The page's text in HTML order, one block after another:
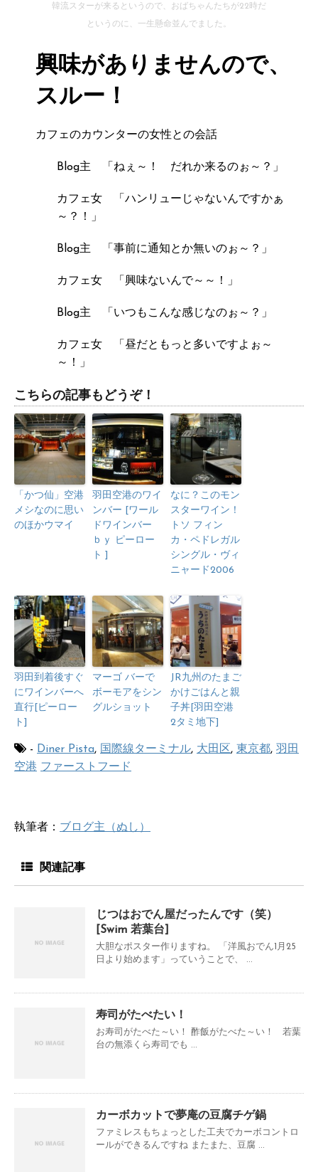
韓流スターが来るというので、おばちゃんたちが22時だ
というのに、一生懸命並んでました。
興味がありませんので、
スルー！
カフェのカウンターの女性との会話
Blog主 「ねぇ～！ だれか来るのぉ～？」
カフェ女 「ハンリューじゃないんですかぁ
～？！」
Blog主 「事前に通知とか無いのぉ～？」
カフェ女 「興味ないんで～～！」
Blog主 「いつもこんな感じなのぉ～？」
カフェ女 「昼だともっと多いですよぉ～
～！」
こちらの記事もどうぞ！
「かつ仙」空港
メシなのに思い
のほかウマイ
羽田空港のワイ
ンバー [ワール
ドワインバー
ｂｙ ピーロー
ト ]
なに？このモン
スターワイン！
トソ フィン
カ・ペドレガル
シングル・ヴィ
ニャード2006
羽田到着後すぐ
にワインバーへ
直行[ピーロー
ト]
マーゴ バーで
ボーモアをシン
グルショット
JR九州のたまご
かけごはんと親
子丼[羽田空港
2タミ地下]
- Diner Pista, 国際線ターミナル, 大田区, 東京都, 羽田
空港 ファーストフード
執筆者： ブログ主（ぬし）
関連記事
じつはおでん屋だったんです（笑）
[Swim 若葉台]
大胆なポスター作りますね。 「洋風おでん1月25
日より始めます」っていうことで、 ...
寿司がたべたい！
お寿司がたべた～い！ 酢飯がたべた～い！ 若葉
台の無添くら寿司でも ...
カーボカットで夢庵の豆腐チゲ鍋
ファミレスもちょっとした工夫でカーボコントロ
ールができるんですね またまた、豆腐 ...